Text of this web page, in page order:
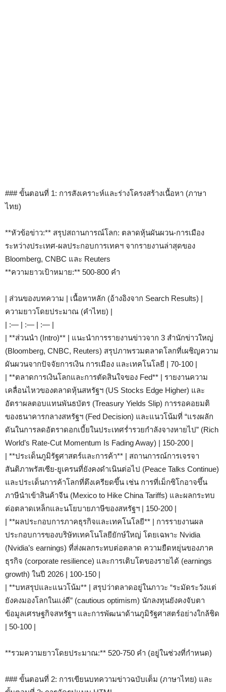
### ขั้นตอนที่ 1: การสังเคราะห์และร่างโครงสร้างเนื้อหา (ภาษา
ไทย)
**หัวข้อข่าว:** สรุปสถานการณ์โลก: ตลาดหุ้นผันผวน-การเมือง
ระหว่างประเทศ-ผลประกอบการเทคฯ จากรายงานล่าสุดของ
Bloomberg, CNBC และ Reuters
**ความยาวเป้าหมาย:** 500-800 คำ
| ส่วนของบทความ | เนื้อหาหลัก (อ้างอิงจาก Search Results) |
ความยาวโดยประมาณ (คำไทย) |
| :— | :— | :— |
| **ส่วนนำ (Intro)** | แนะนำการรายงานข่าวจาก 3 สำนักข่าวใหญ่
(Bloomberg, CNBC, Reuters) สรุปภาพรวมตลาดโลกที่เผชิญความ
ผันผวนจากปัจจัยการเงิน การเมือง และเทคโนโลยี | 70-100 |
| **ตลาดการเงินโลกและการตัดสินใจของ Fed** | รายงานความ
เคลื่อนไหวของตลาดหุ้นสหรัฐฯ (US Stocks Edge Higher) และ
อัตราผลตอบแทนพันธบัตร (Treasury Yields Slip) การรอคอยมติ
ของธนาคารกลางสหรัฐฯ (Fed Decision) และแนวโน้มที่ “แรงผลัก
ดันในการลดอัตราดอกเบี้ยในประเทศร่ำรวยกำลังจางหายไป” (Rich
World’s Rate-Cut Momentum Is Fading Away) | 150-200 |
| **ประเด็นภูมิรัฐศาสตร์และการค้า** | สถานการณ์การเจรจา
สันติภาพรัสเซีย-ยูเครนที่ยังคงดำเนินต่อไป (Peace Talks Continue)
และประเด็นการค้าโลกที่ตึงเครียดขึ้น เช่น การที่เม็กซิโกอาจขึ้น
ภาษีนำเข้าสินค้าจีน (Mexico to Hike China Tariffs) และผลกระทบ
ต่อตลาดเหล็กและนโยบายภาษีของสหรัฐฯ | 150-200 |
| **ผลประกอบการภาคธุรกิจและเทคโนโลยี** | การรายงานผล
ประกอบการของบริษัทเทคโนโลยียักษ์ใหญ่ โดยเฉพาะ Nvidia
(Nvidia’s earnings) ที่ส่งผลกระทบต่อตลาด ความยืดหยุ่นของภาค
ธุรกิจ (corporate resilience) และการเติบโตของรายได้ (earnings
growth) ในปี 2026 | 100-150 |
| **บทสรุปและแนวโน้ม** | สรุปว่าตลาดอยู่ในภาวะ “ระมัดระวังแต่
ยังคงมองโลกในแง่ดี” (cautious optimism) นักลงทุนยังคงจับตา
ข้อมูลเศรษฐกิจสหรัฐฯ และการพัฒนาด้านภูมิรัฐศาสตร์อย่างใกล้ชิด
| 50-100 |
**รวมความยาวโดยประมาณ:** 520-750 คำ (อยู่ในช่วงที่กำหนด)
### ขั้นตอนที่ 2: การเขียนบทความข่าวฉบับเต็ม (ภาษาไทย) และ